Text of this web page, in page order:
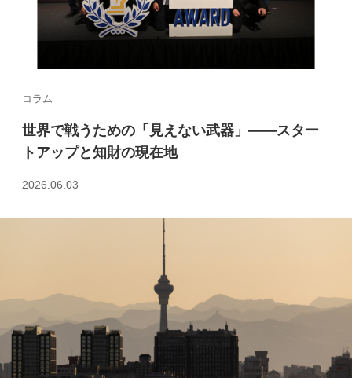
コラム
世界で戦うための「見えない武器」――スター
トアップと知財の現在地
2026.06.03